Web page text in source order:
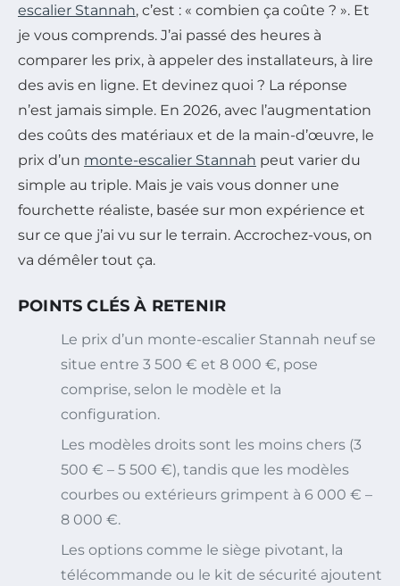
escalier Stannah, c’est : « combien ça coûte ? ». Et
je vous comprends. J’ai passé des heures à
comparer les prix, à appeler des installateurs, à lire
des avis en ligne. Et devinez quoi ? La réponse
n’est jamais simple. En 2026, avec l’augmentation
des coûts des matériaux et de la main-d’œuvre, le
prix d’un monte-escalier Stannah peut varier du
simple au triple. Mais je vais vous donner une
fourchette réaliste, basée sur mon expérience et
sur ce que j’ai vu sur le terrain. Accrochez-vous, on
va démêler tout ça.
POINTS CLÉS À RETENIR
Le prix d’un monte-escalier Stannah neuf se
situe entre 3 500 € et 8 000 €, pose
comprise, selon le modèle et la
configuration.
Les modèles droits sont les moins chers (3
500 € – 5 500 €), tandis que les modèles
courbes ou extérieurs grimpent à 6 000 € –
8 000 €.
Les options comme le siège pivotant, la
télécommande ou le kit de sécurité ajoutent